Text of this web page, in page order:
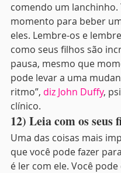
comendo um lanchinho.
momento para beber
eles. Lembre-os e
como seus filhos são
pausa, mesmo que
pode levar a uma
ritmo”, diz John Duffy,
clínico.
12) Leia com os seus
Uma das coisas mais
que você pode fazer
é ler com ele. Você